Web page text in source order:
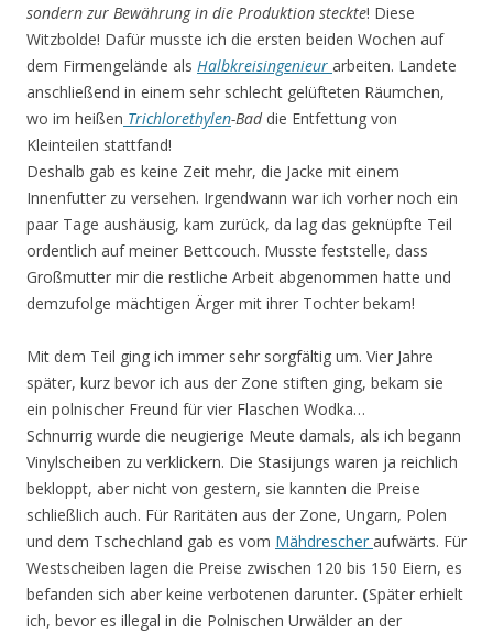
sondern zur Bewährung in die Produktion steckte! Diese
Witzbolde! Dafür musste ich die ersten beiden Wochen auf
dem Firmengelände als Halbkreisingenieur arbeiten. Landete
anschließend in einem sehr schlecht gelüfteten Räumchen,
wo im heißen Trichlorethylen-Bad die Entfettung von
Kleinteilen stattfand!
Deshalb gab es keine Zeit mehr, die Jacke mit einem
Innenfutter zu versehen. Irgendwann war ich vorher noch ein
paar Tage aushäusig, kam zurück, da lag das geknüpfte Teil
ordentlich auf meiner Bettcouch. Musste feststelle, dass
Großmutter mir die restliche Arbeit abgenommen hatte und
demzufolge mächtigen Ärger mit ihrer Tochter bekam!
Mit dem Teil ging ich immer sehr sorgfältig um. Vier Jahre
später, kurz bevor ich aus der Zone stiften ging, bekam sie
ein polnischer Freund für vier Flaschen Wodka…
Schnurrig wurde die neugierige Meute damals, als ich begann
Vinylscheiben zu verklickern. Die Stasijungs waren ja reichlich
bekloppt, aber nicht von gestern, sie kannten die Preise
schließlich auch. Für Raritäten aus der Zone, Ungarn, Polen
und dem Tschechland gab es vom Mähdrescher aufwärts. Für
Westscheiben lagen die Preise zwischen 120 bis 150 Eiern, es
befanden sich aber keine verbotenen darunter. (Später erhielt
ich, bevor es illegal in die Polnischen Urwälder an der